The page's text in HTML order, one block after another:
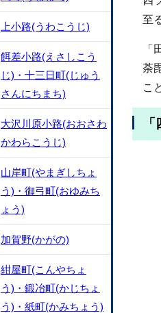
至
荼
こ
上小路(うわこうじ)
餌差小路(えさしこう
じ)・十三日町(じゅう
さんにちまち)
大沢川原小路(おおさわ
かわらこうじ)
山岸町(やまぎしちょ
う)・御弓町(おゆみち
ょう)
加賀野(かがの)
紺屋町(こんやちょ
う)・鍛冶町(かじちょ
う)・紙町(かみちょう)